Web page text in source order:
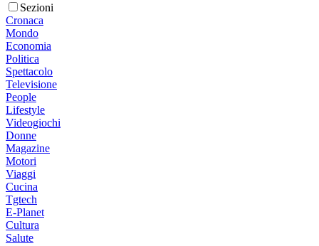
Sezioni
Cronaca
Mondo
Economia
Politica
Spettacolo
Televisione
People
Lifestyle
Videogiochi
Donne
Magazine
Motori
Viaggi
Cucina
Tgtech
E-Planet
Cultura
Salute